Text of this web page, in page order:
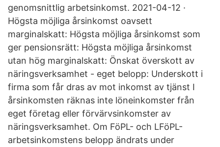
genomsnittlig arbetsinkomst. 2021-04-12 ·
Högsta möjliga årsinkomst oavsett
marginalskatt: Högsta möjliga årsinkomst som
ger pensionsrätt: Högsta möjliga årsinkomst
utan hög marginalskatt: Önskat överskott av
näringsverksamhet - eget belopp: Underskott i
firma som får dras av mot inkomst av tjänst I
årsinkomsten räknas inte löneinkomster från
eget företag eller förvärvsinkomster av
näringsverksamhet. Om FöPL- och LFöPL-
arbetsinkomstens belopp ändrats under